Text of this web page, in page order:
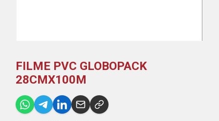
FILME PVC GLOBOPACK
28CMX100M